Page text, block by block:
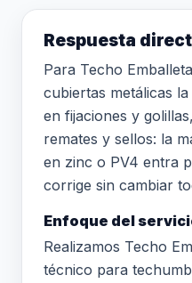
Respuesta
Para Techo
cubiertas metálicas
en fijaciones y
remates y sellos: la
en zinc o PV4 entra
corrige sin cambiar
Enfoque del
Realizamos Techo
técnico para